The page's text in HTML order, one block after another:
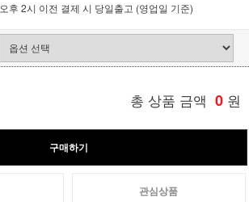
오후 2시 이전 결제 시 당일출고 (영업일 기준)
총 상품 금액 0 원
구매하기
관심상품